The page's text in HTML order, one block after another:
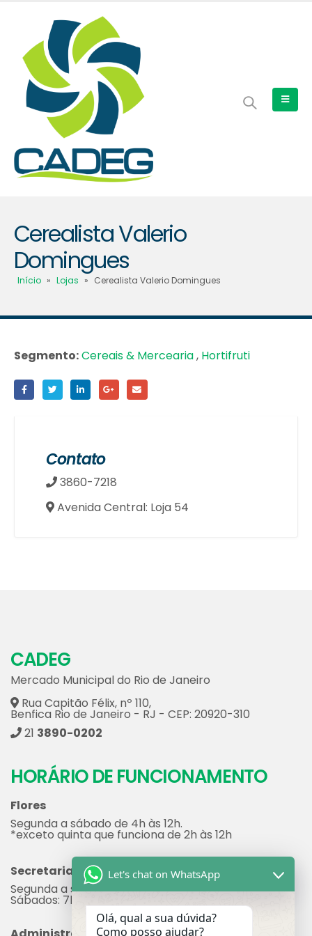
Cerealista Valerio
Domingues
Início » Lojas » Cerealista Valerio Domingues
Segmento:Cereais & Mercearia, Hortifruti
Contato
3860-7218
Avenida Central: Loja 54
CADEG
Mercado Municipal do Rio de Janeiro
Rua Capitão Félix, nº 110,
Benfica Rio de Janeiro - RJ - CEP: 20920-310
21 3890-0202
HORÁRIO DE FUNCIONAMENTO
Flores
Segunda a sábado de 4h às 12h.
*exceto quinta que funciona de 2h às 12h
Secretaria
Segunda a sexta: 7h às 17h
Sábados: 7h às 12h
Let's chat on WhatsApp
Olá, qual a sua dúvida?
Como posso ajudar?